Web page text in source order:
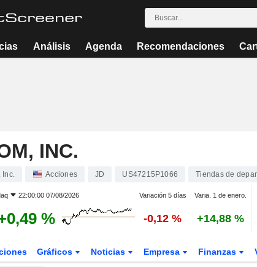
Análisis Agenda Recomendaciones
INC.
Inc. Acciones JD US47215P1066 Tiendas de
22:00:00 07/08/2026 Variación 5 días Varia. 1 de enero.
% -0,12 % +14,88 %
Gráficos Noticias Empresa Finanzas